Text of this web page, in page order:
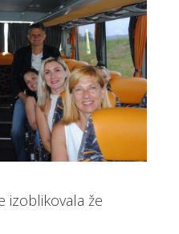
izoblikovala že